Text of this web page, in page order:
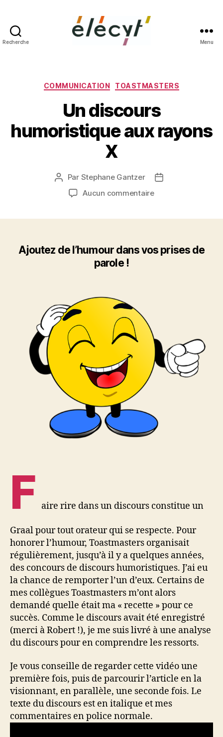
Recherche Menu
Catégories
COMMUNICATION TOASTMASTERS
Un discours
humoristique aux rayons
X
Auteur
l’article
Par Stephane Gantzer
Date
Aucun commentairesur
rayons
Ajoutez de l’humour dans vos prises de
parole !
F aire rire dans un discours constitue un
Graal pour tout orateur qui se respecte. Pour
honorer l’humour, Toastmasters organisait
régulièrement, jusqu’à il y a quelques années,
des concours de discours humoristiques. J’ai eu
la chance de remporter l’un d’eux. Certains de
mes collègues Toastmasters m’ont alors
demandé quelle était ma « recette » pour ce
succès. Comme le discours avait été enregistré
(merci à Robert !), je me suis livré à une analyse
du discours pour en comprendre les ressorts.
Je vous conseille de regarder cette vidéo une
première fois, puis de parcourir l’article en la
visionnant, en parallèle, une seconde fois. Le
texte du discours est en italique et mes
commentaires en police normale.